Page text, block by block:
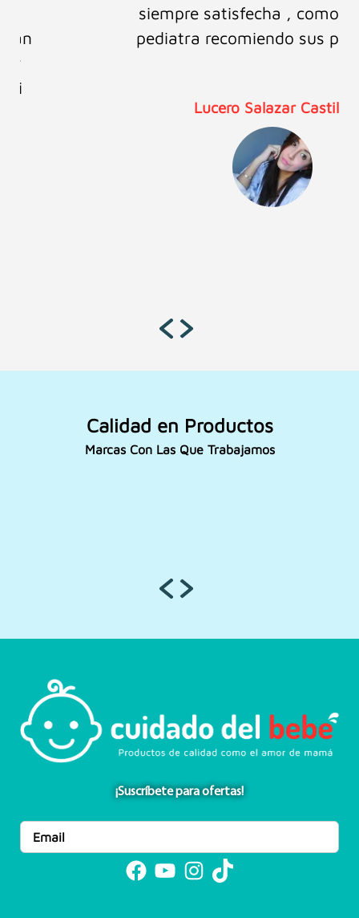
siempre satisfecha , como mamá y
pediatra recomiendo sus productos.
Lucero Salazar Castillo
Calidad en Productos
Marcas Con Las Que Trabajamos
¡Suscríbete para ofertas!
Facebook
YouTube
Instagram
TikTok